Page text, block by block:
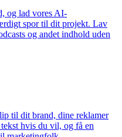
og lad vores AI-
spor til dit projekt. Lav
og andet indhold uden
til dit brand, dine reklamer
hvis du vil, og få en